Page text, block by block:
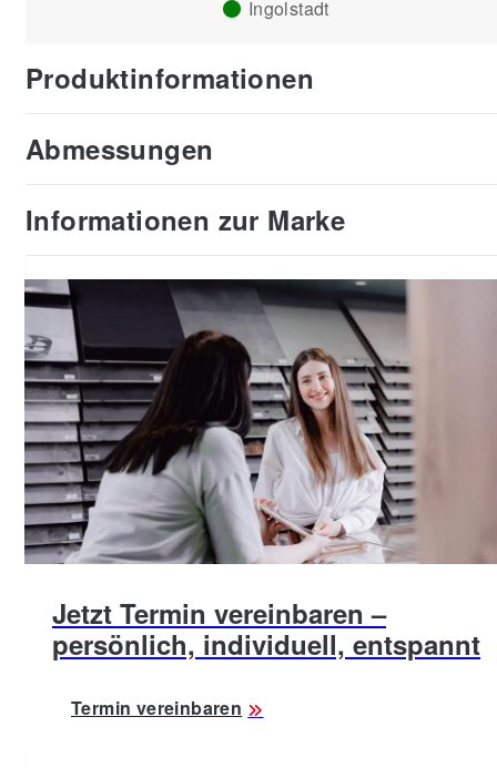
Ingolstadt
Produktinformationen
Abmessungen
Informationen zur Marke
Jetzt Termin vereinbaren –
persönlich, individuell, entspannt
Termin vereinbaren